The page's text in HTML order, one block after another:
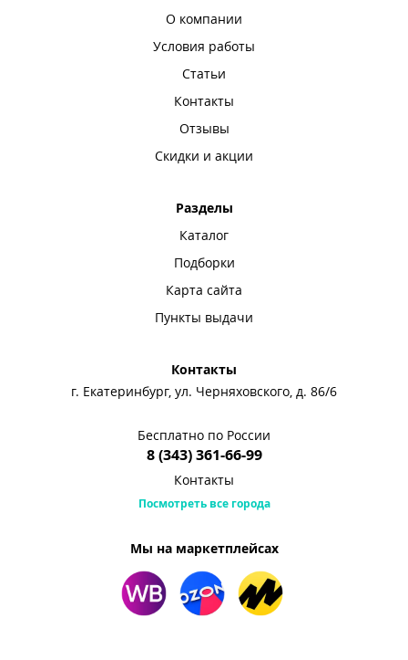
О компании
Условия работы
Статьи
Контакты
Отзывы
Скидки и акции
Разделы
Каталог
Подборки
Карта сайта
Пункты выдачи
Контакты
г. Екатеринбург, ул. Черняховского, д. 86/6
Бесплатно по России
8 (343) 361-66-99
Контакты
Посмотреть все города
Мы на маркетплейсах